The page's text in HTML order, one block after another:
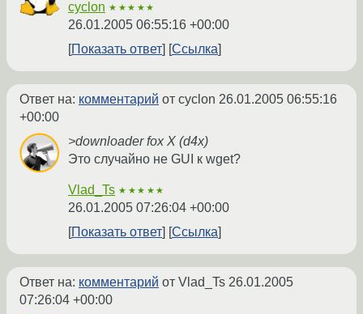
cyclon ★★★★★
26.01.2005 06:55:16 +00:00
Показать ответ
Ссылка
Ответ на: комментарий от cyclon 26.01.2005 06:55:16
+00:00
>downloader fox X (d4x)
Это случайно не GUI к wget?
Vlad_Ts ★★★★★
26.01.2005 07:26:04 +00:00
Показать ответ
Ссылка
Ответ на: комментарий от Vlad_Ts 26.01.2005
07:26:04 +00:00